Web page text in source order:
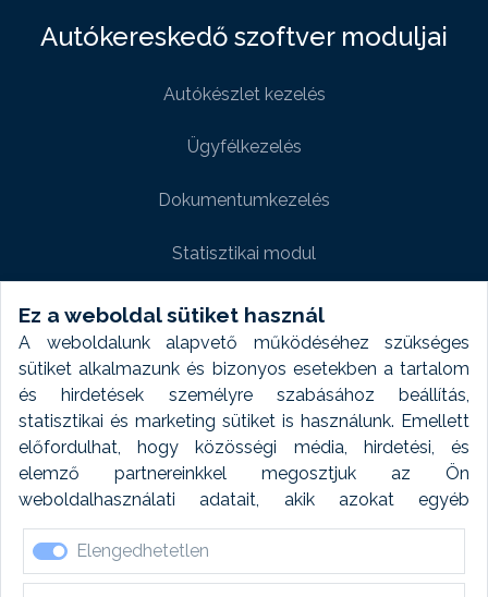
Ez a weboldal sütiket használ
A weboldalunk alapvető működéséhez szükséges
sütiket alkalmazunk és bizonyos esetekben a tartalom
és hirdetések személyre szabásához beállítás,
statisztikai és marketing sütiket is használunk. Emellett
előfordulhat, hogy közösségi média, hirdetési, és
elemző partnereinkkel megosztjuk az Ön
weboldalhasználati adatait, akik azokat egyéb
forrásokból gyűjtött adatokkal kombinálhatják. A sütik
elfogadásával kapcsolatosan naplózást végzünk és
ezen adatokat 6 hónap után automatikusan töröljük. A
Elengedhetetlen
Autókereskedő szoftver moduljai
Autókészlet kezelés
Ügyfélkezelés
Dokumentumkezelés
Statisztikai modul
Weboldal modul
Fényképtár extra modul
Autómosó modul
Feladatütemezés